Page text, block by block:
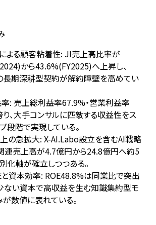
よる顧客粘着性: JI売上高比率が
から43.6%(FY2025)へ上昇し、
長期深耕型契約が解約障壁を高めてい
: 売上総利益率67.9%・営業利益率
、大手コンサルに匹敵する収益性をス
段階で実現している。
の急拡大: X-AI.Labo設立を含むAI戦略
関連売上高が4.7億円から24.8億円へ約5
化軸が確立しつつある。
資本効率: ROE48.8%は同業比で突出
ない資本で高収益を生む知識集約型モ
数値に表れている。